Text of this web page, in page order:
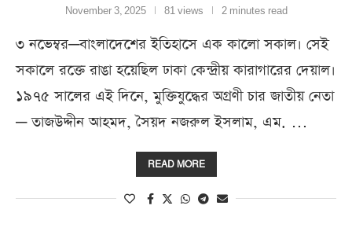
November 3, 2025 81 views 2 minutes read
৩ নভেম্বর—বাংলাদেশের ইতিহাসে এক কালো সকাল। সেই
সকালে রক্তে রাঙা হয়েছিল ঢাকা কেন্দ্রীয় কারাগারের দেয়াল।
১৯৭৫ সালের এই দিনে, মুক্তিযুদ্ধের অগ্রণী চার জাতীয় নেতা
— তাজউদ্দীন আহমদ, সৈয়দ নজরুল ইসলাম, এম. …
READ MORE